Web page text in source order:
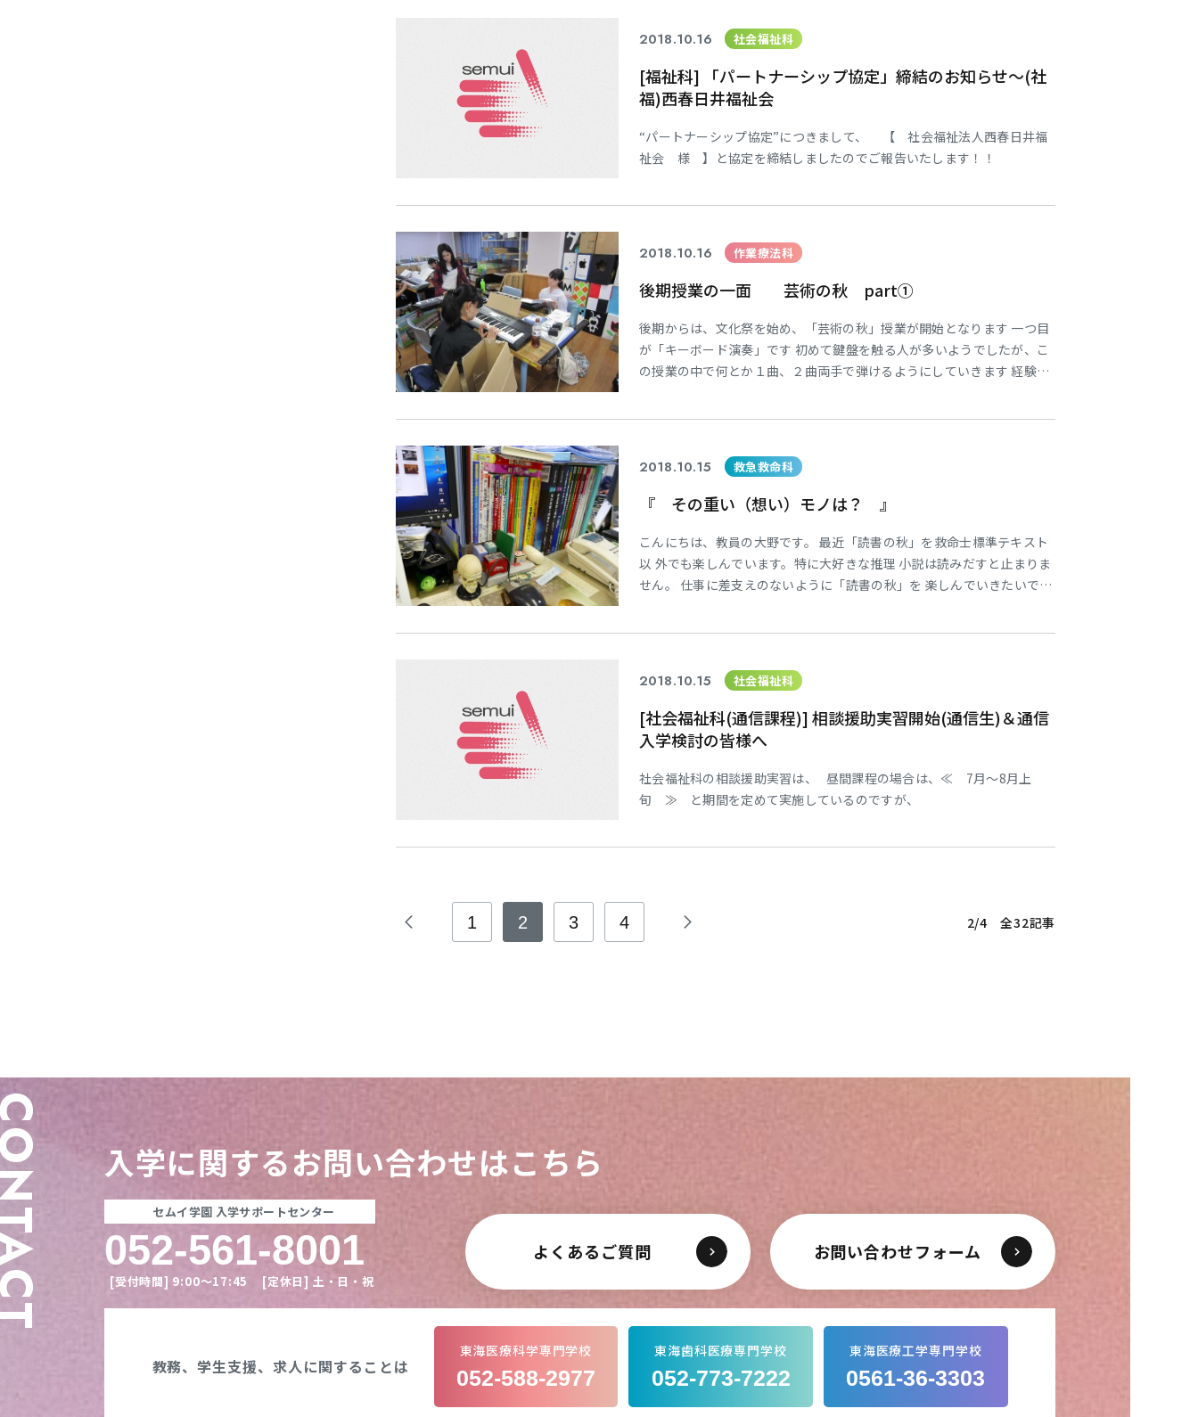
2018.10.16 社会福祉科
[福祉科] 「パートナーシップ協定」締結のお知らせ～(社
福)西春日井福祉会
“パートナーシップ協定”につきまして、 【 社会福祉法人西春日井福
祉会 様 】と協定を締結しましたのでご報告いたします！！
2018.10.16 作業療法科
後期授業の一面 芸術の秋 part①
後期からは、文化祭を始め、「芸術の秋」授業が開始となります 一つ目
が「キーボード演奏」です 初めて鍵盤を触る人が多いようでしたが、こ
の授業の中で何とか１曲、２曲両手で弾けるようにしていきます 経験者
2018.10.15 救急救命科
『 その重い（想い）モノは？ 』
こんにちは、教員の大野です。 最近「読書の秋」を救命士標準テキスト
以 外でも楽しんでいます。特に大好きな推理 小説は読みだすと止まりま
せん。 仕事に差支えのないように「読書の秋」を 楽しんでいきたいで
2018.10.15 社会福祉科
[社会福祉科(通信課程)] 相談援助実習開始(通信生)＆通信
入学検討の皆様へ
社会福祉科の相談援助実習は、 昼間課程の場合は、≪ 7月～8月上
旬 ≫ と期間を定めて実施しているのですが、
1 2 3 4 2/4 全32記事
入学に関するお問い合わせはこちら
セムイ学園 入学サポートセンター
052-561-8001
[受付時間] 9:00〜17:45 [定休日] 土・日・祝
よくあるご質問 お問い合わせフォーム
教務、学生支援、求人に関することは
東海医療科学専門学校
052-588-2977
東海歯科医療専門学校
052-773-7222
東海医療工学専門学校
0561-36-3303
東海医療科学 東海歯科医療
専門学校
東海医療工学
専門学校
CLOSE
東海医療科学 東海歯科医療
専門学校
東海医療工学
専門学校
CLOSE
東海医療科学 東海歯科医療
専門学校
東海医療工学
専門学校
CLOSE
東海医療科学 東海歯科医療
専門学校
東海医療工学
専門学校
CLOSE